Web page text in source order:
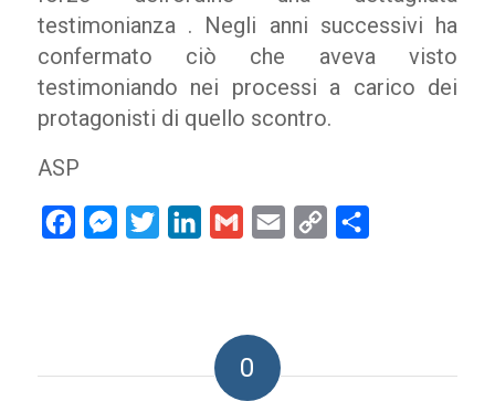
testimonianza . Negli anni successivi ha
confermato ciò che aveva visto
testimoniando nei processi a carico dei
protagonisti di quello scontro.
ASP
FacebookMessenger
Twitter LinkedInGmail Email
Copy
0